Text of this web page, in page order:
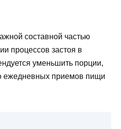
составной частью
процессов застоя в
уменьшить порции,
ежедневных приемов пищи